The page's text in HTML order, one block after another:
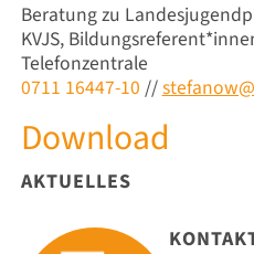
AKTUELLES
Beratung zu
KVJS,
Telefonzentrale
0711 16447-10 //
Download